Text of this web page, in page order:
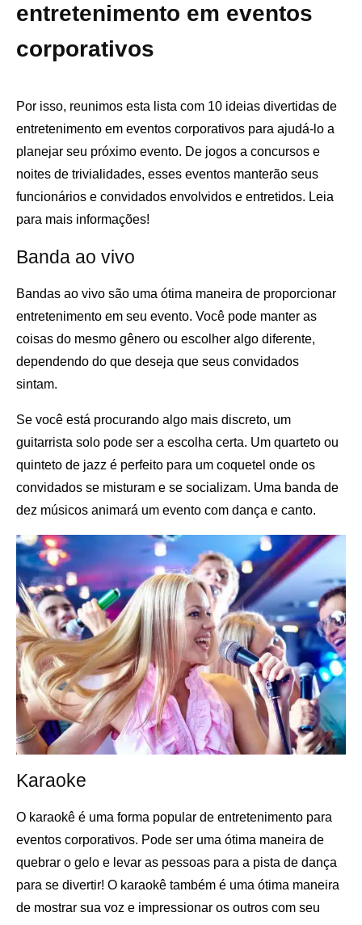
entretenimento em eventos
corporativos
Por isso, reunimos esta lista com 10 ideias divertidas de
entretenimento em eventos corporativos para ajudá-lo a
planejar seu próximo evento. De jogos a concursos e
noites de trivialidades, esses eventos manterão seus
funcionários e convidados envolvidos e entretidos. Leia
para mais informações!
Banda ao vivo
Bandas ao vivo são uma ótima maneira de proporcionar
entretenimento em seu evento. Você pode manter as
coisas do mesmo gênero ou escolher algo diferente,
dependendo do que deseja que seus convidados
sintam.
Se você está procurando algo mais discreto, um
guitarrista solo pode ser a escolha certa. Um quarteto ou
quinteto de jazz é perfeito para um coquetel onde os
convidados se misturam e se socializam. Uma banda de
dez músicos animará um evento com dança e canto.
Karaoke
O karaokê é uma forma popular de entretenimento para
eventos corporativos. Pode ser uma ótima maneira de
quebrar o gelo e levar as pessoas para a pista de dança
para se divertir! O karaokê também é uma ótima maneira
de mostrar sua voz e impressionar os outros com seu